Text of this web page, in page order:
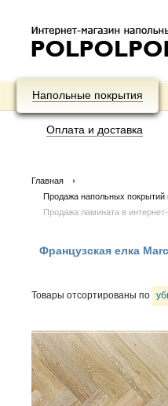
Напольные покрытия
Оплата и доставка
Главная
Продажа напольных покрытий
Продажа ламината в
Французская елка
Товары отсортированы по